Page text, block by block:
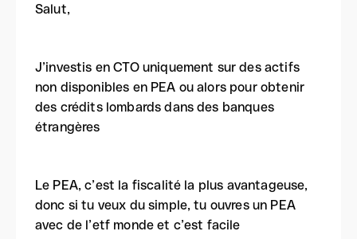
Salut,
J’investis en CTO uniquement sur des actifs
non disponibles en PEA ou alors pour obtenir
des crédits lombards dans des banques
étrangères
Le PEA, c’est la fiscalité la plus avantageuse,
donc si tu veux du simple, tu ouvres un PEA
avec de l’etf monde et c’est facile